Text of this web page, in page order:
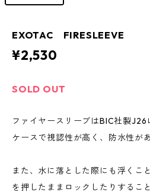
EXOTAC FIRESLEEVE
¥2,530
SOLD OUT
ファイヤースリーブはBIC社製
ケースで視認性が高く、防水性が
また、水に落とした際にも浮くこ
を押したままロックしたりするこ